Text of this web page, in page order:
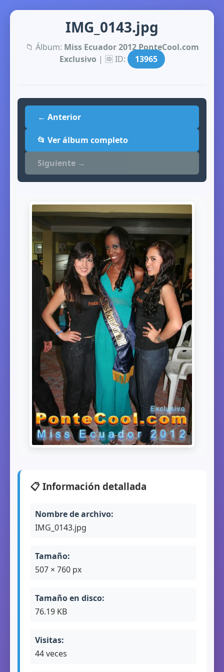
IMG_0143.jpg
📁 Álbum: Miss Ecuador 2012 PonteCool.com
Exclusivo | 🆔 ID: 13965
← Anterior
📂 Ver álbum completo
Siguiente →
📋 Información detallada
Nombre de archivo:
IMG_0143.jpg
Tamaño:
507 × 760 px
Tamaño en disco:
76.19 KB
Visitas:
44 veces